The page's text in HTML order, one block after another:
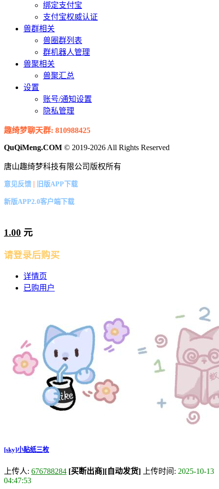
绑定支付宝
支付宝权威认证
兽群相关
兽圈群列表
群机器人管理
兽聚相关
兽聚汇总
设置
账号/通知设置
隐私管理
趣绮梦聊天群: 810988425
QuQiMeng.COM © 2019-2026 All Rights Reserved
唐山趣绮梦科技有限公司版权所有
意见反馈 | 旧版APP下载
新版APP2.0客户端下载
1.00 元
请登录后购买
详情页
已购用户
[sky]小贴纸三枚
上传人: 676788284 [买断出商][自动发货] 上传时间: 2025-10-13
04:47:53